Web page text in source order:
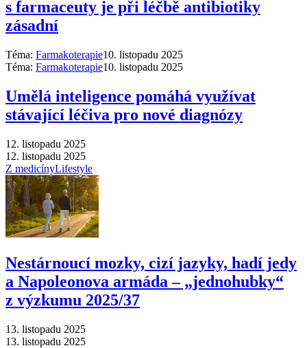
s farmaceuty je při léčbě antibiotiky
zásadní
Téma: Farmakoterapie10. listopadu 2025
Téma: Farmakoterapie10. listopadu 2025
Umělá inteligence pomáhá využívat
stávající léčiva pro nové diagnózy
12. listopadu 2025
12. listopadu 2025
Z medicínyLifestyle
Nestárnoucí mozky, cizí jazyky, hadí jedy
a Napoleonova armáda –⁠ „jednohubky“
z výzkumu 2025/37
13. listopadu 2025
13. listopadu 2025